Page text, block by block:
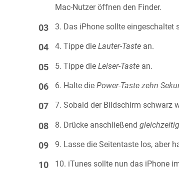
Mac-Nutzer öffnen den Finder.
Das iPhone sollte eingeschaltet
Tippe dieLauter-Taste an.
Tippe dieLeiser-Taste an.
Halte diePower-Taste zehn
Sobald der Bildschirm schwarz
Drücke anschließend
Lasse die Seitentaste los, aber
iTunes sollte nun das iPhone